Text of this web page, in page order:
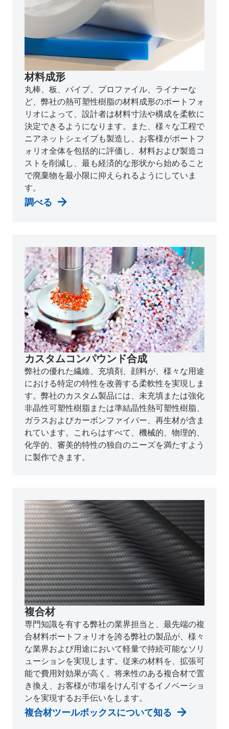
材料成形
丸棒、板、パイプ、プロファイル、ライナーな
ど、弊社の熱可塑性樹脂の材料成形のポートフォ
リオによって、設計者は材料寸法や構成を柔軟に
決定できるようになります。また、様々な工程で
ニアネットシェイプも製造し、お客様がポートフ
ォリオ全体を包括的に評価し、材料および製造コ
ストを削減し、最も経済的な形状から始めること
で廃棄物を最小限に抑えられるようにしていま
す。
調べる
カスタムコンパウンド合成
弊社の優れた繊維、充填剤、顔料が、様々な用途
における特定の特性を改善する柔軟性を実現しま
す。弊社のカスタム製品には、未充填または強化
非晶性可塑性樹脂または準結晶性熱可塑性樹脂、
ガラスおよびカーボンファイバー、再生材が含ま
れています。これらはすべて、機械的、物理的、
化学的、審美的特性の独自のニーズを満たすよう
に製作できます。
複合材
専門知識を有する弊社の業界担当と、最先端の複
合材料ポートフォリオを誇る弊社の製品が、様々
な業界および用途において軽量で持続可能なソリ
ューションを実現します。従来の材料を、拡張可
能で費用対効果が高く、将来性のある複合材で置
き換え、お客様が市場をけん引するイノベーショ
ンを実現するお手伝いをします。
複合材ツールボックスについて知る